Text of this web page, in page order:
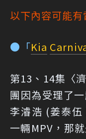
以下內容可能有
●「Kia
第13、14集〈
團因為受理了
李濬浩 (姜泰
一輛MPV，那